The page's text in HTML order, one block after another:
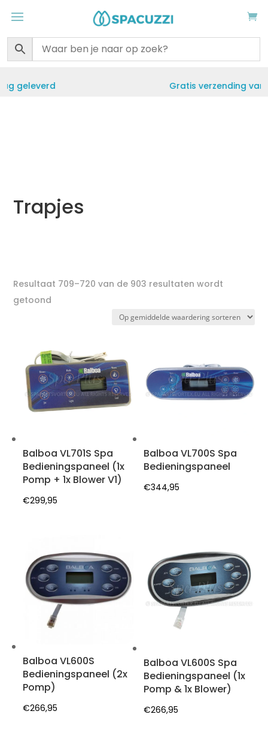
Gratis verzending vanaf €50
Trapjes
Resultaat 709–720 van de 903 resultaten wordt
getoond
waardering
Balboa VL701S Spa
Bedieningspaneel (1x
Pomp + 1x Blower V1)
€299,95
Balboa VL700S Spa
Bedieningspaneel
€344,95
Balboa VL600S
Bedieningspaneel (2x
Pomp)
€266,95
Balboa VL600S Spa
Bedieningspaneel (1x
Pomp & 1x Blower)
€266,95